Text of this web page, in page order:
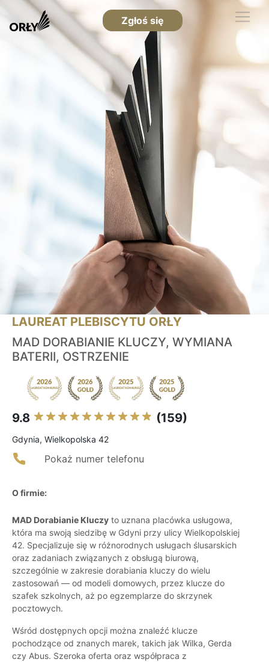
Zgłoś się
LAUREAT PLEBISCYTU ORŁY
MAD DORABIANIE KLUCZY, WYMIANA
BATERII, OSTRZENIE
9.8 (159)
Gdynia, Wielkopolska 42
Pokaż numer telefonu
O firmie:
MAD Dorabianie Kluczy to uznana placówka usługowa,
która ma swoją siedzibę w Gdyni przy ulicy Wielkopolskiej
42. Specjalizuje się w różnorodnych usługach ślusarskich
oraz zadaniach związanych z obsługą biurową,
szczególnie w zakresie dorabiania kluczy do wielu
zastosowań — od modeli domowych, przez klucze do
szafek szkolnych, aż po egzemplarze do skrzynek
pocztowych.
Wśród dostępnych opcji można znaleźć klucze
pochodzące od znanych marek, takich jak Wilka, Gerda
czy Abus. Szeroka oferta oraz współpraca z